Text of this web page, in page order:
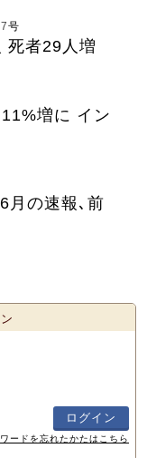
号
死者29人増
増に イン
月の速報､前
ードを忘れたかたはこちら